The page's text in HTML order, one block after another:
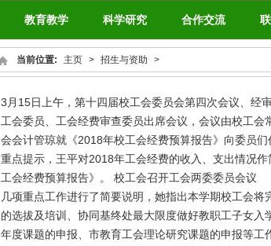
教育教学 科学研究 合作交流
当前位置: 主页 > 招生与资助 >
3月15日上午，第十四届校工会委员会第四次会议、经
工会委员、工会经费审查委员出席会议，会议由校
会会计管琼就《2018年校工会经费预算报告》向委员
重点提示，王平对2018年工会经费的收入、支出情况
工会经费预算报告》。 校工会召开工会两委委员会
几项重点工作进行了简要说明，她指出本学期校工会
的选拔及培训、协同基终处最大限度做好教职工子女
年度课题的申报、市教育工会理论研究课题的申报等工